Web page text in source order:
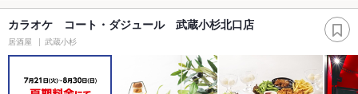
カラオケ コート・ダジュール 武蔵小杉北口店
居酒屋 武蔵小杉